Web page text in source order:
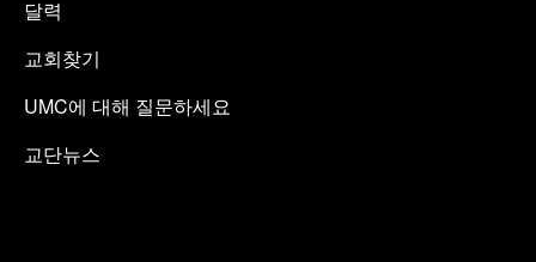
달력
교회찾기
UMC에 대해 질문하세요
교단뉴스